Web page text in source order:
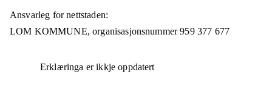
Ansvarleg for nettstaden:
LOM KOMMUNE,organisasjonsnummer 959 377 677
Erklæringa er ikkje oppdatert